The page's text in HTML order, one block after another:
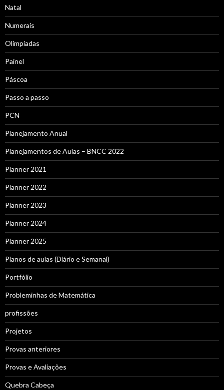
Natal
Numerais
Olimpíadas
Painel
Páscoa
Passo a passo
PCN
Planejamento Anual
Planejamentos de Aulas – BNCC 2022
Planner 2021
Planner 2022
Planner 2023
Planner 2024
Planner 2025
Planos de aulas (Diário e Semanal)
Portfólio
Probleminhas de Matemática
profissões
Projetos
Provas anteriores
Provas e Avaliações
Quebra Cabeça